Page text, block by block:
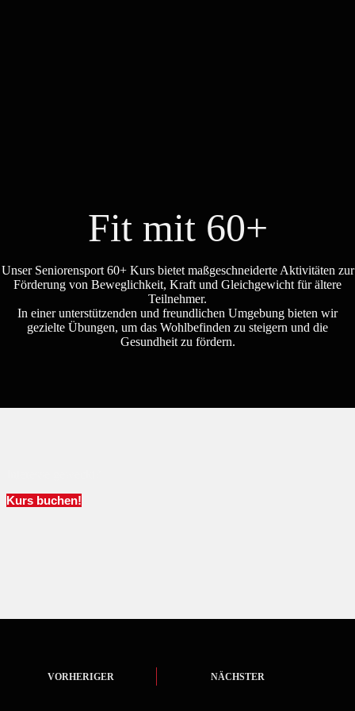
Fit mit 60+
Unser Seniorensport 60+ Kurs bietet maßgeschneiderte Aktivitäten zur
Förderung von Beweglichkeit, Kraft und Gleichgewicht für ältere
Teilnehmer.
In einer unterstützenden und freundlichen Umgebung bieten wir
gezielte Übungen, um das Wohlbefinden zu steigern und die
Gesundheit zu fördern.
Kurs buchen!
VORHERIGER NÄCHSTER